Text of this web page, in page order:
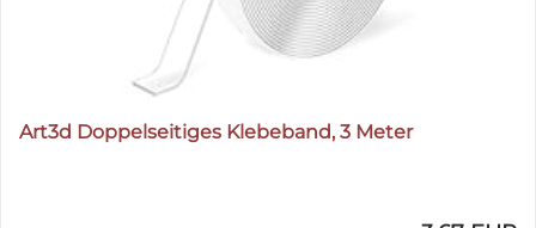
Art3d Doppelseitiges Klebeband, 3 Meter